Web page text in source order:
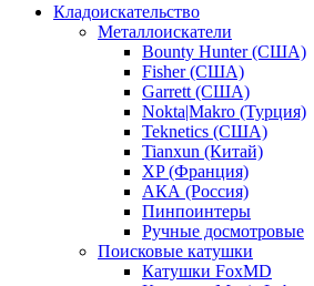
Кладоискательство
Металлоискатели
Bounty Hunter (США)
Fisher (США)
Garrett (США)
Nokta|Makro (Турция)
Teknetics (США)
Tianxun (Китай)
XP (Франция)
АКА (Россия)
Пинпоинтеры
Ручные досмотровые
Поисковые катушки
Катушки FoxMD